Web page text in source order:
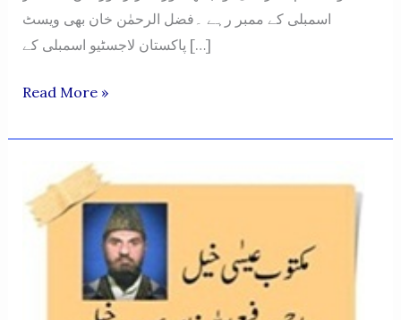
اسمبلی کے ممبر رہے ۔فضل الرحمٰن خان بھی ویسٹ
پاکستان لاجسٹیو اسمبلی کے […]
NAWABZADA
REHMAN
ISAKHEL
Read More »